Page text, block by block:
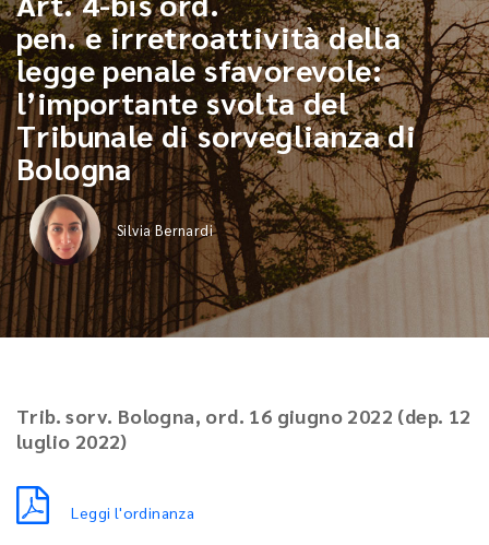
pen. e irretroattività della
legge penale sfavorevole:
l’importante svolta del
Tribunale di sorveglianza di
Bologna
Silvia Bernardi
Trib. sorv. Bologna, ord. 16 giugno 2022 (dep. 12
luglio 2022)
Leggi l'ordinanza